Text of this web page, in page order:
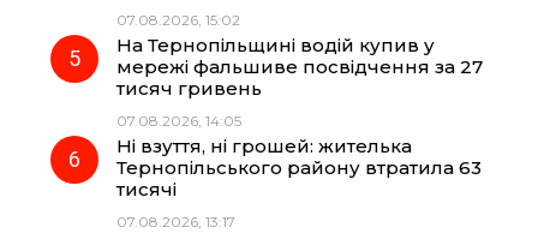
07.08.2026, 15:02
На Тернопільщині водій купив у
мережі фальшиве посвідчення за 27
тисяч гривень
07.08.2026, 14:05
Ні взуття, ні грошей: жителька
Тернопільського району втратила 63
тисячі
07.08.2026, 13:17